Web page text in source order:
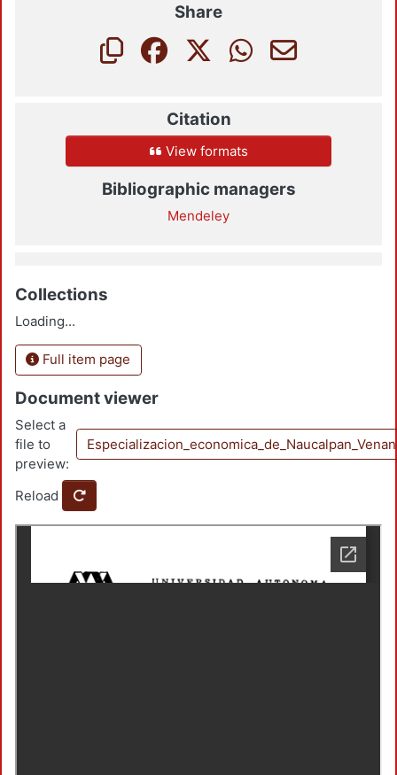
Share
Citation
View formats
Bibliographic managers
Mendeley
Collections
Loading...
Full item page
Document viewer
Select a
file to
preview:
Reload